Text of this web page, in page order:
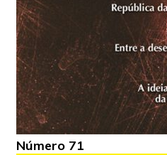
Número 71